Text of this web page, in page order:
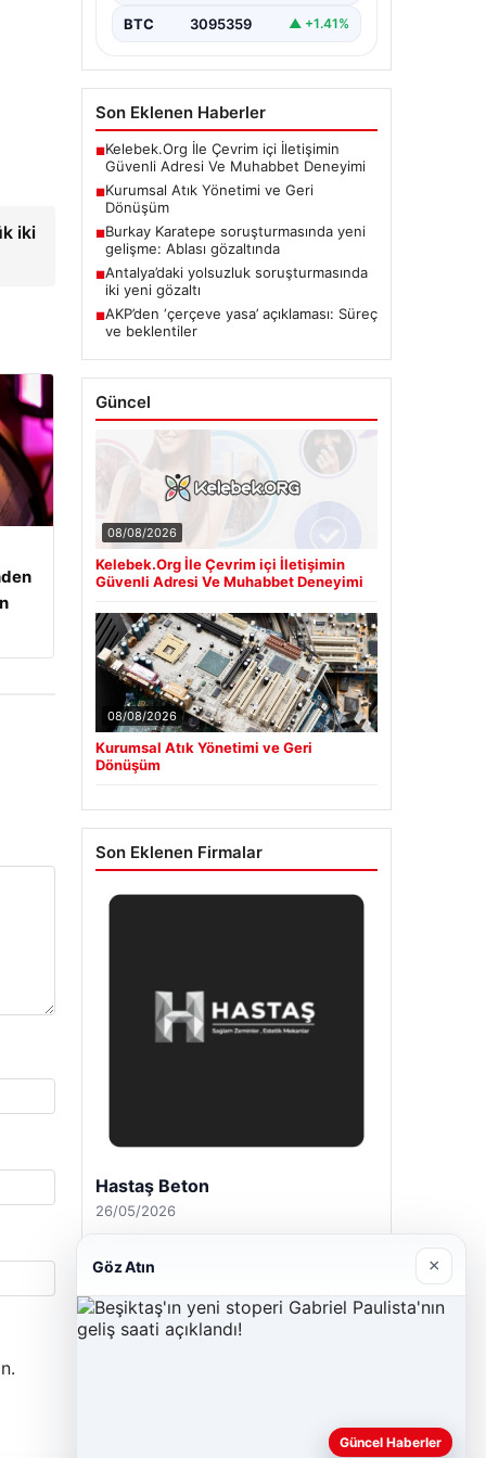
iki
BTC 3095359 ▲ +1.41%
Son Eklenen Haberler
■Kelebek.Org İle Çevrim içi İletişimin
Güvenli Adresi Ve Muhabbet Deneyimi
■Kurumsal Atık Yönetimi ve Geri
Dönüşüm
■Burkay Karatepe soruşturmasında yeni
gelişme: Ablası gözaltında
■Antalya’daki yolsuzluk soruşturmasında
iki yeni gözaltı
■AKP’den ‘çerçeve yasa’ açıklaması: Süreç
ve beklentiler
Güncel
08/08/2026
Kelebek.Org İle Çevrim içi İletişimin
Güvenli Adresi Ve Muhabbet Deneyimi
08/08/2026
Kurumsal Atık Yönetimi ve Geri
Dönüşüm
Son Eklenen Firmalar
Hastaş Beton
26/05/2026
Göz Atın ×
Güncel Haberler